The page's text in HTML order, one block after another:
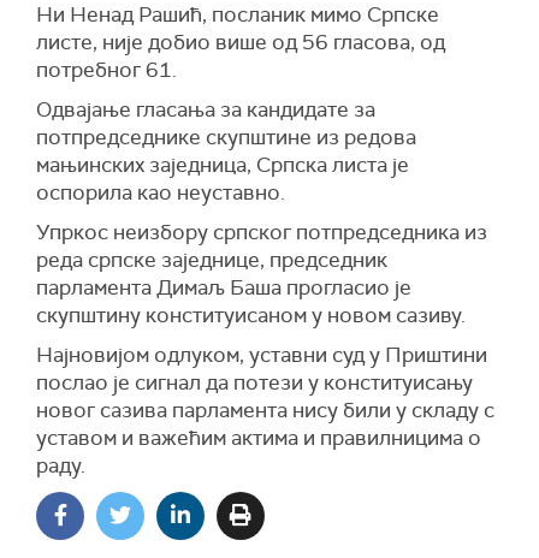
Ни Ненад Рашић, посланик мимо Српске
листе, није добио више од 56 гласова, од
потребног 61.
Одвајање гласања за кандидате за
потпредседнике скупштине из редова
мањинских заједница, Српска листа је
оспорила као неуставно.
Упркос неизбору српског потпредседника из
реда српске заједнице, председник
парламента Димаљ Баша прогласио је
скупштину конституисаном у новом сазиву.
Најновијом одлуком, уставни суд у Приштини
послао је сигнал да потези у конституисању
новог сазива парламента нису били у складу с
уставом и важећим актима и правилницима о
раду.